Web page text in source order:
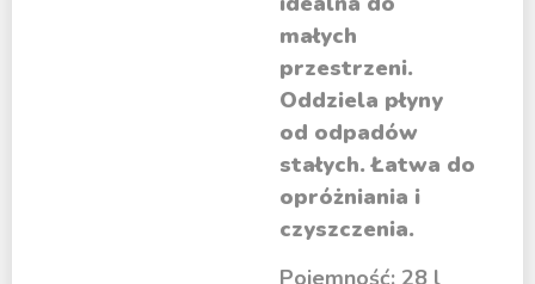
małych
przestrzeni.
Oddziela płyny
od odpadów
stałych. Łatwa do
opróżniania i
czyszczenia.